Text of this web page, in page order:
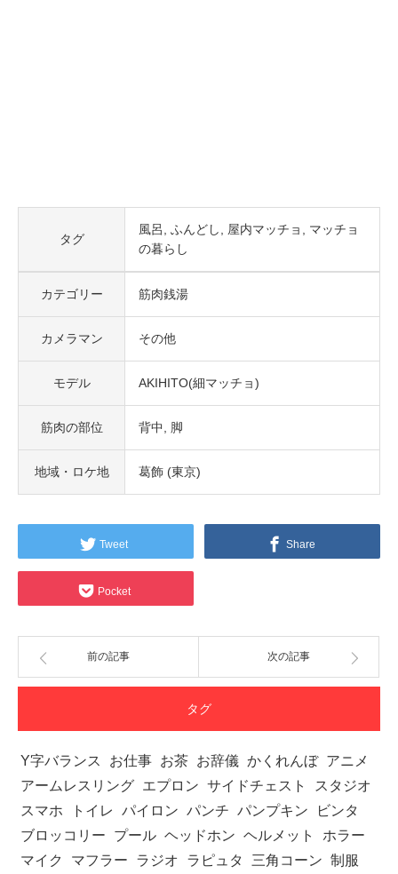
タグ
風呂 ふんどし 屋内マッチョ
マッチョ
の暮らし
カテゴリー 筋肉銭湯
カメラマン その他
モデル AKIHITO(細マッチョ)
筋肉の部位 背中 脚
地域・ロケ地 葛飾 (東京)
Tweet Share
Pocket
前の記事 次の記事
タグ
Y字バランス お仕事 お茶 お辞儀 かくれんぼ アニメ
アームレスリング エプロン サイドチェスト
スタジオ
スマホ
トイレ パイロン パンチ パンプキン
ビンタ
ブロッコリー
プール ヘッドホン ヘルメット
ホラー
マイク
マフラー ラジオ ラピュタ 三角コーン 制服